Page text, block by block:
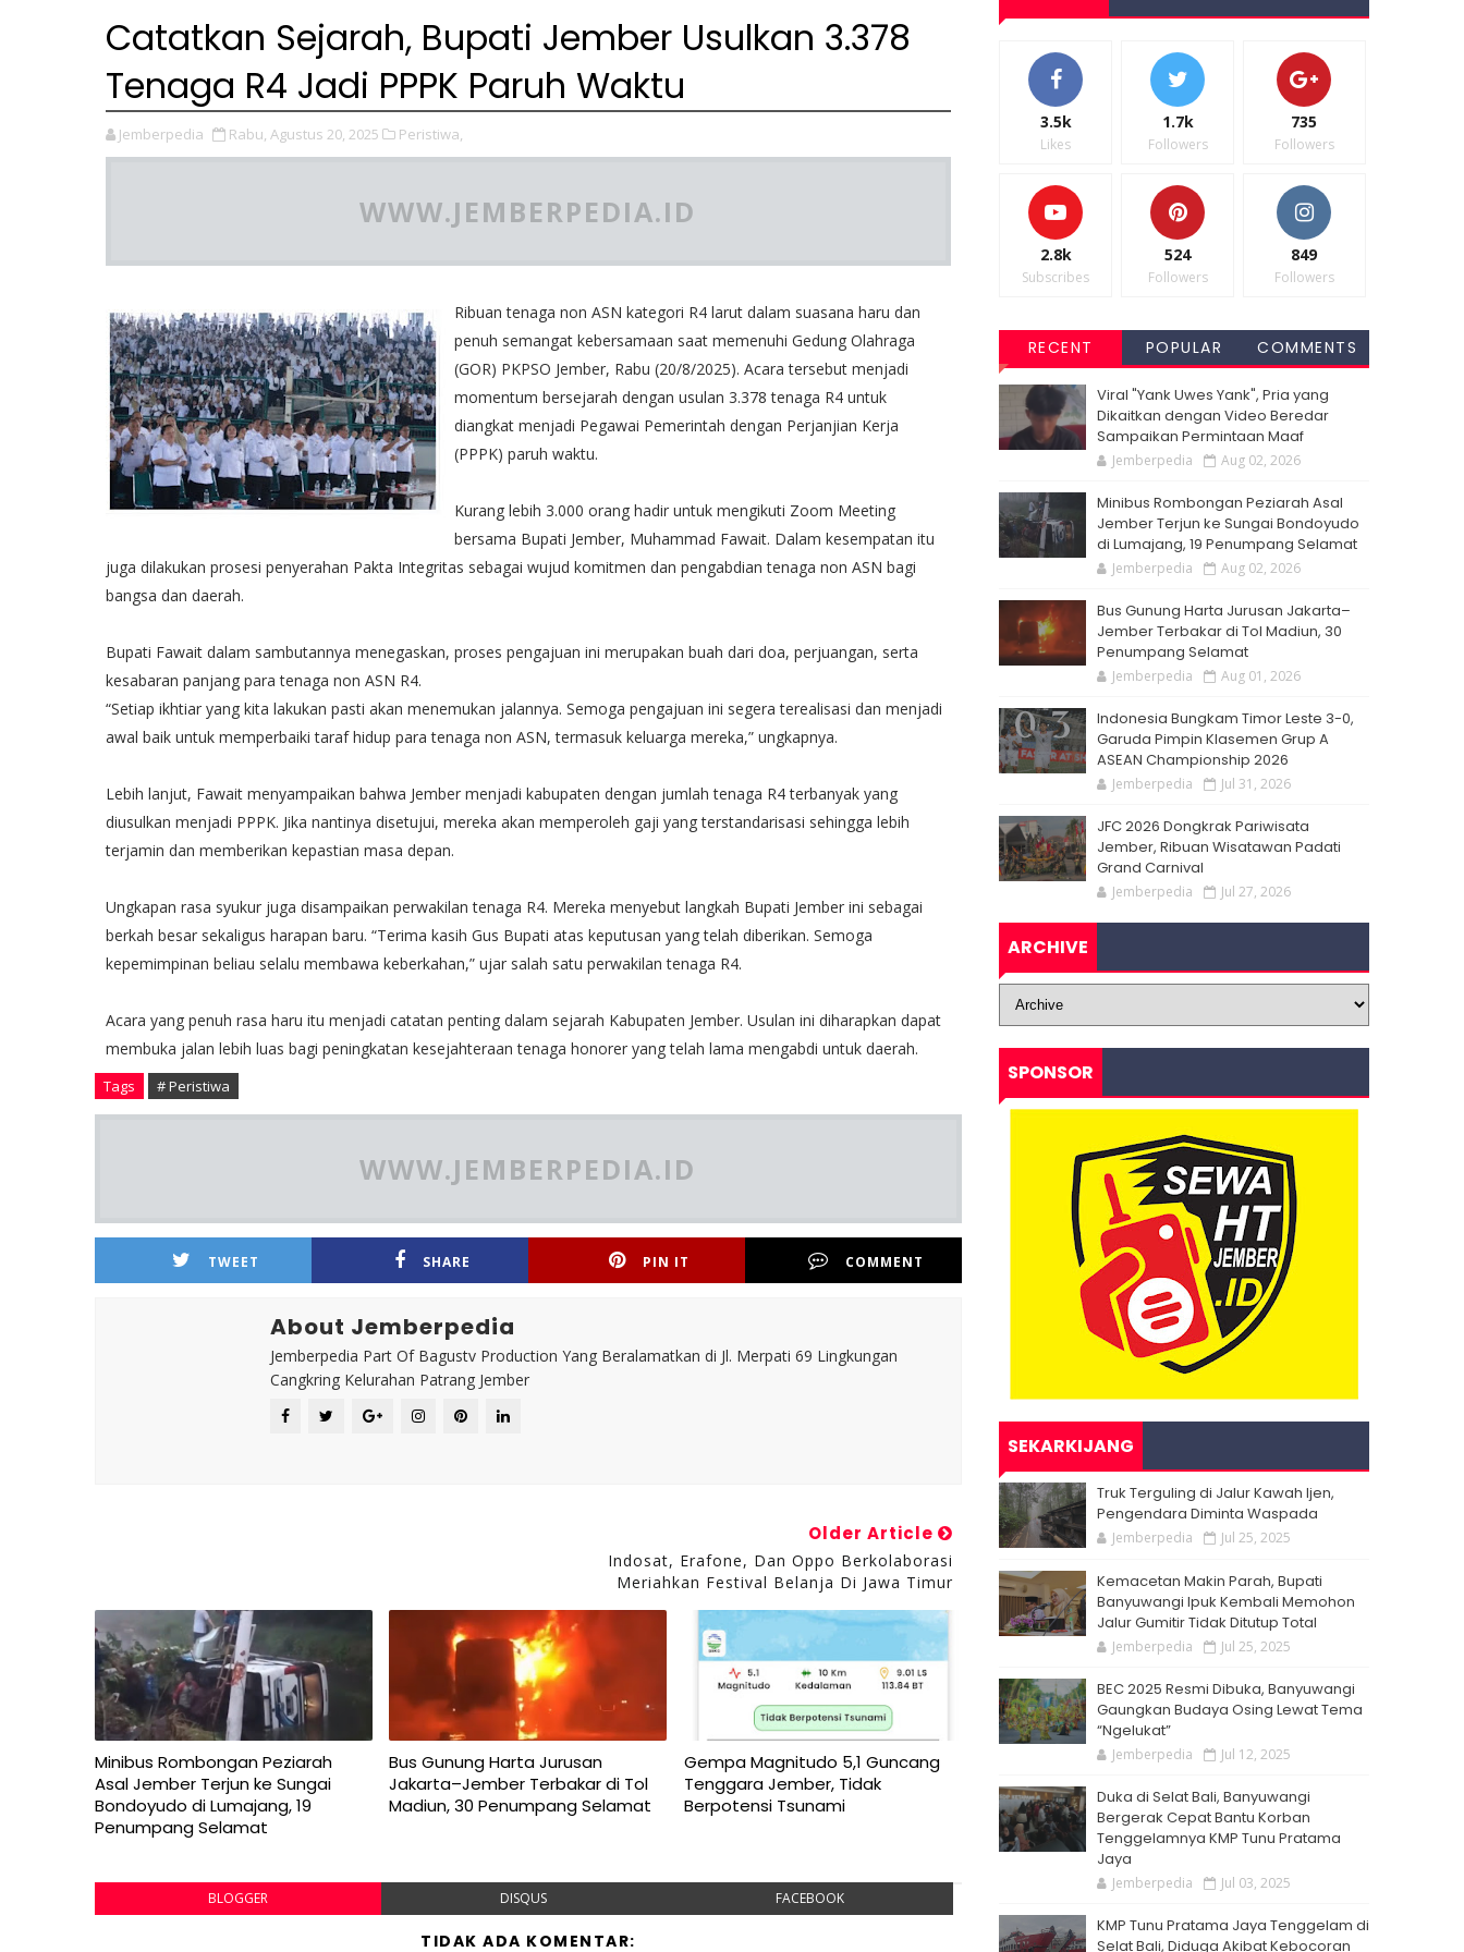
Catatkan Sejarah, Bupati Jember Usulkan 3.378
Tenaga R4 Jadi PPPK Paruh Waktu
Jemberpedia Rabu, Agustus 20, 2025 Peristiwa,
WWW.JEMBERPEDIA.ID
Ribuan tenaga non ASN kategori R4 larut dalam suasana haru dan
penuh semangat kebersamaan saat memenuhi Gedung Olahraga
(GOR) PKPSO Jember, Rabu (20/8/2025). Acara tersebut menjadi
momentum bersejarah dengan usulan 3.378 tenaga R4 untuk
diangkat menjadi Pegawai Pemerintah dengan Perjanjian Kerja
(PPPK) paruh waktu.
Kurang lebih 3.000 orang hadir untuk mengikuti Zoom Meeting
bersama Bupati Jember, Muhammad Fawait. Dalam kesempatan itu
juga dilakukan prosesi penyerahan Pakta Integritas sebagai wujud komitmen dan pengabdian tenaga non ASN bagi
bangsa dan daerah.
Bupati Fawait dalam sambutannya menegaskan, proses pengajuan ini merupakan buah dari doa, perjuangan, serta
kesabaran panjang para tenaga non ASN R4.
“Setiap ikhtiar yang kita lakukan pasti akan menemukan jalannya. Semoga pengajuan ini segera terealisasi dan menjadi
awal baik untuk memperbaiki taraf hidup para tenaga non ASN, termasuk keluarga mereka,” ungkapnya.
Lebih lanjut, Fawait menyampaikan bahwa Jember menjadi kabupaten dengan jumlah tenaga R4 terbanyak yang
diusulkan menjadi PPPK. Jika nantinya disetujui, mereka akan memperoleh gaji yang terstandarisasi sehingga lebih
terjamin dan memberikan kepastian masa depan.
Ungkapan rasa syukur juga disampaikan perwakilan tenaga R4. Mereka menyebut langkah Bupati Jember ini sebagai
berkah besar sekaligus harapan baru. “Terima kasih Gus Bupati atas keputusan yang telah diberikan. Semoga
kepemimpinan beliau selalu membawa keberkahan,” ujar salah satu perwakilan tenaga R4.
Acara yang penuh rasa haru itu menjadi catatan penting dalam sejarah Kabupaten Jember. Usulan ini diharapkan dapat
membuka jalan lebih luas bagi peningkatan kesejahteraan tenaga honorer yang telah lama mengabdi untuk daerah.
Tags # Peristiwa
WWW.JEMBERPEDIA.ID
TWEET SHARE PIN IT COMMENT
About Jemberpedia
Jemberpedia Part Of Bagustv Production Yang Beralamatkan di Jl. Merpati 69 Lingkungan
Cangkring Kelurahan Patrang Jember
Older Article
Indosat, Erafone, Dan Oppo Berkolaborasi
Meriahkan Festival Belanja Di Jawa Timur
Minibus Rombongan Peziarah
Asal Jember Terjun ke Sungai
Bondoyudo di Lumajang, 19
Penumpang Selamat
Bus Gunung Harta Jurusan
Jakarta–Jember Terbakar di Tol
Madiun, 30 Penumpang Selamat
Gempa Magnitudo 5,1 Guncang
Tenggara Jember, Tidak
Berpotensi Tsunami
BLOGGER DISQUS FACEBOOK
TIDAK ADA KOMENTAR:
3.5k
Likes
1.7k
Followers
735
Followers
2.8k
Subscribes
524
Followers
849
Followers
RECENT POPULAR COMMENTS
Viral "Yank Uwes Yank", Pria yang
Dikaitkan dengan Video Beredar
Sampaikan Permintaan Maaf
Jemberpedia Aug 02, 2026
Minibus Rombongan Peziarah Asal
Jember Terjun ke Sungai Bondoyudo
di Lumajang, 19 Penumpang Selamat
Jemberpedia Aug 02, 2026
Bus Gunung Harta Jurusan Jakarta–
Jember Terbakar di Tol Madiun, 30
Penumpang Selamat
Jemberpedia Aug 01, 2026
Indonesia Bungkam Timor Leste 3-0,
Garuda Pimpin Klasemen Grup A
ASEAN Championship 2026
Jemberpedia Jul 31, 2026
JFC 2026 Dongkrak Pariwisata
Jember, Ribuan Wisatawan Padati
Grand Carnival
Jemberpedia Jul 27, 2026
ARCHIVE
SPONSOR
SEKARKIJANG
Truk Terguling di Jalur Kawah Ijen,
Pengendara Diminta Waspada
Jemberpedia Jul 25, 2025
Kemacetan Makin Parah, Bupati
Banyuwangi Ipuk Kembali Memohon
Jalur Gumitir Tidak Ditutup Total
Jemberpedia Jul 25, 2025
BEC 2025 Resmi Dibuka, Banyuwangi
Gaungkan Budaya Osing Lewat Tema
“Ngelukat”
Jemberpedia Jul 12, 2025
Duka di Selat Bali, Banyuwangi
Bergerak Cepat Bantu Korban
Tenggelamnya KMP Tunu Pratama
Jaya
Jemberpedia Jul 03, 2025
KMP Tunu Pratama Jaya Tenggelam di
Selat Bali, Diduga Akibat Kebocoran